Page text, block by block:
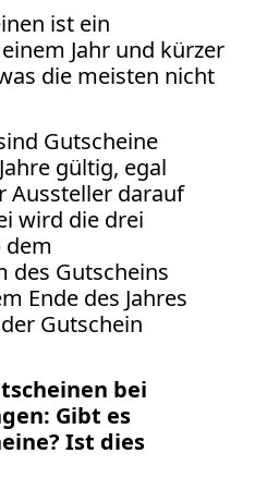
ist ein
Jahr und kürzer
die meisten nicht
Gutscheine
gültig, egal
Aussteller darauf
wird die drei
dem
des Gutscheins
Ende des Jahres
Gutschein
bei
Gibt es
Ist dies